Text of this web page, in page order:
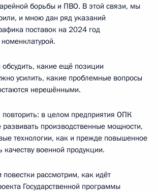
борьбы и ПВО. В этой связи, мы
и мною дан ряд указаний
поставок на 2024 год
какие ещё позиции
усилить, какие проблемные вопросы
нерешёнными.
повторить: в целом предприятия ОПК
производственные мощности,
технологии, как и прежде повышенное
качеству военной продукции.
рассмотрим, как идёт
Государственной программы